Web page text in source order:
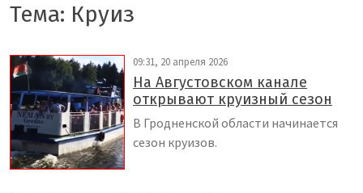
Тема: Круиз
09:31, 20 апреля 2026
На Августовском канале
открывают круизный сезон
В Гродненской области начинается
сезон круизов.